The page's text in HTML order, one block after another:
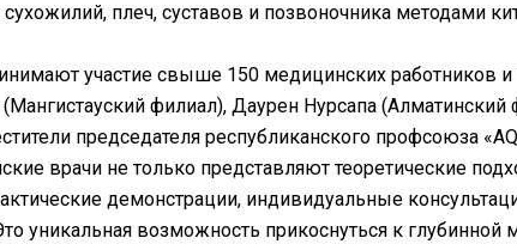
плеч, суставов и позвоночника методами
участие свыше 150 медицинских работников
филиал), Даурен Нурсапа (Алматинский
председателя республиканского профсоюза
врачи не только представляют теоретические
демонстрации, индивидуальные
уникальная возможность прикоснуться к глубинной